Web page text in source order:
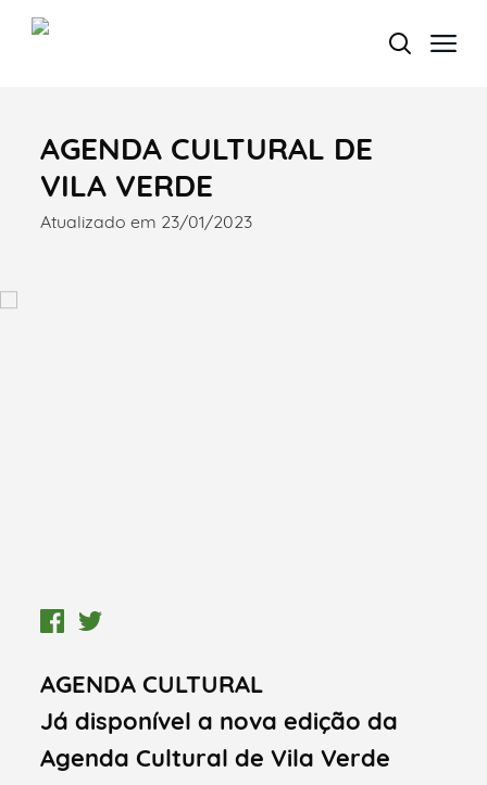
Termo de Pesquisa
AGENDA CULTURAL DE
VILA VERDE
Atualizado em 23/01/2023
AGENDA CULTURAL
Já disponível a nova edição da
Agenda Cultural de Vila Verde